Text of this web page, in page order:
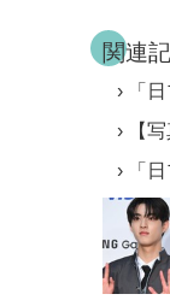
関連
「
【
「